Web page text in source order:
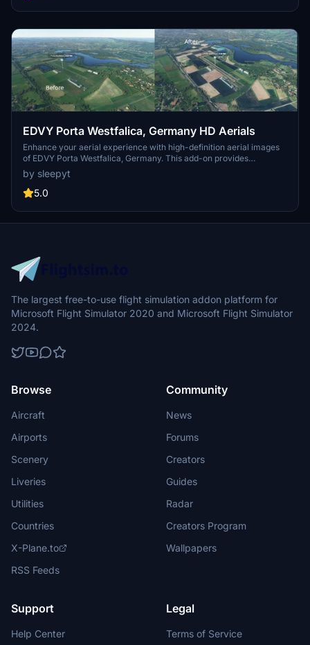
EDVY Porta Westfalica, Germany HD Aerials
Enhance your aerial experience with high-definition aerial images
of EDVY Porta Westfalica, Germany. This add-on provides
improved visuals of the airfield without altering the airport itself.
Visit the creators BuyMeACoffee channel for more details and
access to the beta version.
by sleepyt
5.0
The largest free-to-use flight simulation addon platform for
Microsoft Flight Simulator 2020 and Microsoft Flight Simulator
2024.
Browse
Aircraft
Airports
Scenery
Liveries
Utilities
Countries
X-Plane.to
RSS Feeds
Community
News
Forums
Creators
Guides
Radar
Creators Program
Wallpapers
Support
Help Center
Legal
Terms of Service